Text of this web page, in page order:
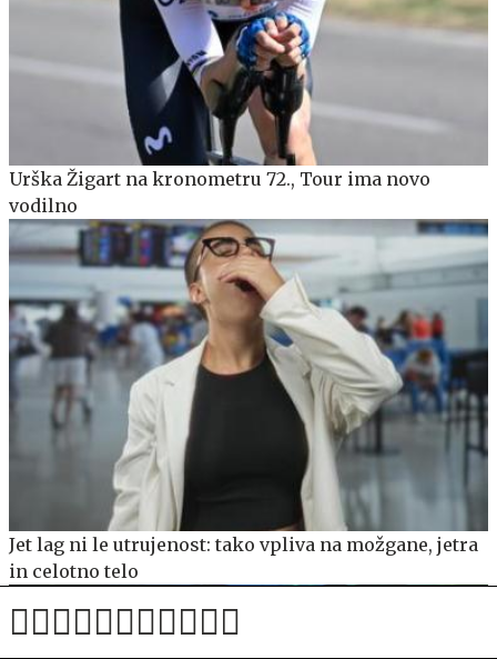
Urška Žigart na kronometru 72., Tour ima novo
vodilno
Jet lag ni le utrujenost: tako vpliva na možgane, jetra
in celotno telo